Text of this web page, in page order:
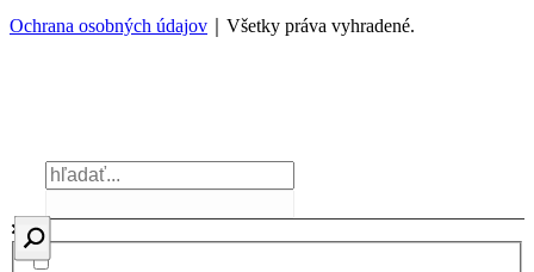
Ochrana osobných údajov ｜Všetky práva vyhradené.